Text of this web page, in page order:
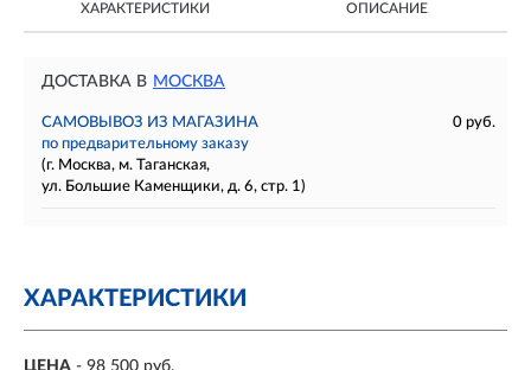
ХАРАКТЕРИСТИКИ ОПИСАНИЕ
ДОСТАВКА В МОСКВА
САМОВЫВОЗ ИЗ МАГАЗИНА
0 руб.
по предварительному заказу
(г. Москва, м. Таганская,
ул. Большие Каменщики, д. 6, стр. 1)
ХАРАКТЕРИСТИКИ